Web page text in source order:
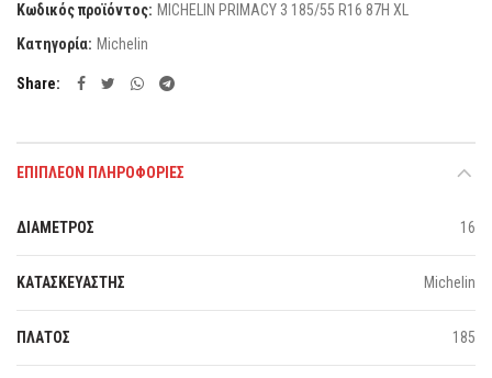
Κωδικός προϊόντος: MICHELIN PRIMACY 3 185/55 R16 87H XL
Κατηγορία: Michelin
Share
ΕΠΙΠΛΈΟΝ ΠΛΗΡΟΦΟΡΊΕΣ
ΔΙΑΜΕΤΡΟΣ 16
ΚΑΤΑΣΚΕΥΑΣΤΗΣ Michelin
ΠΛΑΤΟΣ 185